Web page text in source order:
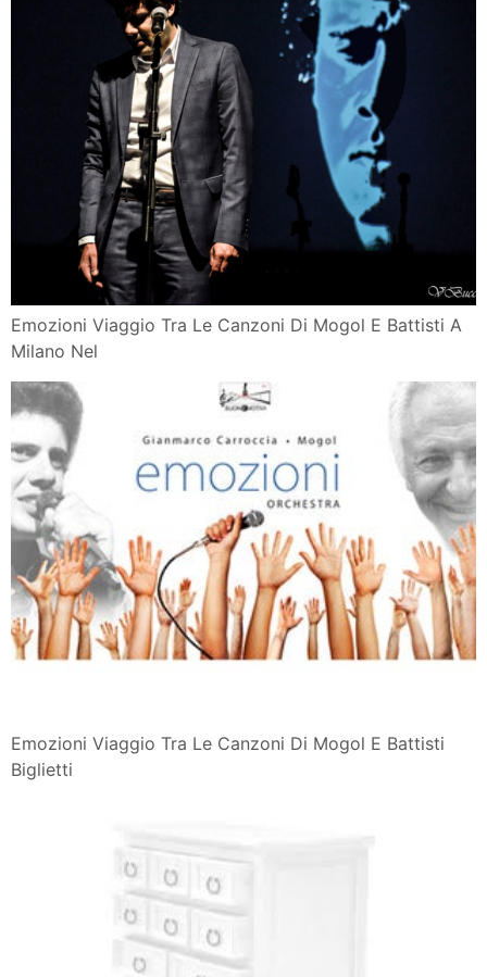
Emozioni Viaggio Tra Le Canzoni Di Mogol E Battisti A
Milano Nel
Emozioni Viaggio Tra Le Canzoni Di Mogol E Battisti
Biglietti